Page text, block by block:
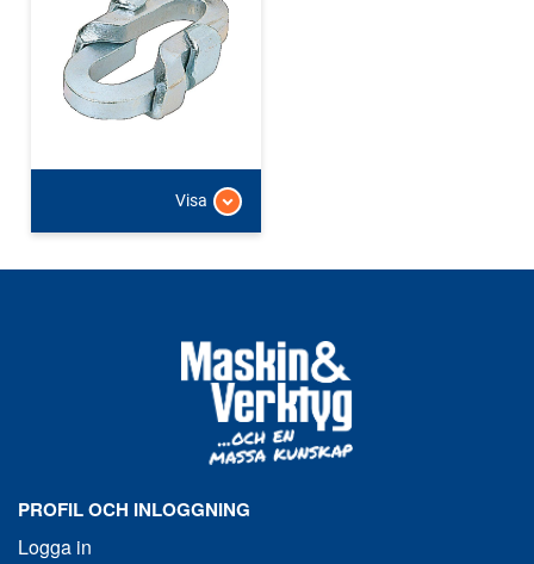
Visa
PROFIL OCH INLOGGNING
Logga in